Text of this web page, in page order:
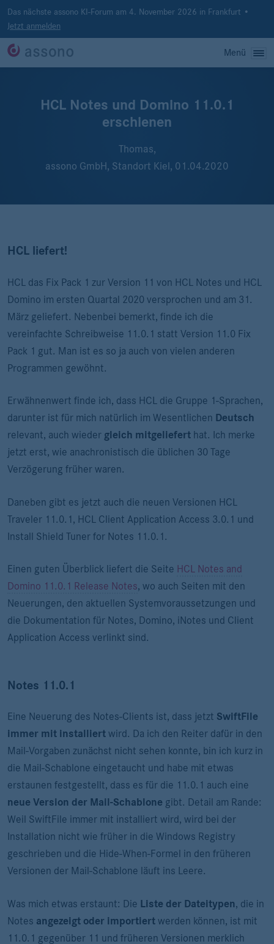
Das nächste assono KI-Forum am 4. November 2026 in Frankfurt •
Jetzt anmelden
Menü
HCL Notes und Domino 11.0.1
erschienen
Thomas,
assono GmbH, Standort Kiel, 01.04.2020
HCL liefert!
HCL das Fix Pack 1 zur Version 11 von HCL Notes und HCL
Domino im ersten Quartal 2020 versprochen und am 31.
März geliefert. Nebenbei bemerkt, finde ich die
vereinfachte Schreibweise 11.0.1 statt Version 11.0 Fix
Pack 1 gut. Man ist es so ja auch von vielen anderen
Programmen gewöhnt.
Erwähnenwert finde ich, dass HCL die Gruppe 1-Sprachen,
darunter ist für mich natürlich im Wesentlichen Deutsch
relevant, auch wieder gleich mitgeliefert hat. Ich merke
jetzt erst, wie anachronistisch die üblichen 30 Tage
Verzögerung früher waren.
Daneben gibt es jetzt auch die neuen Versionen HCL
Traveler 11.0.1, HCL Client Application Access 3.0.1 und
Install Shield Tuner for Notes 11.0.1.
Einen guten Überblick liefert die Seite HCL Notes and
Domino 11.0.1 Release Notes, wo auch Seiten mit den
Neuerungen, den aktuellen Systemvoraussetzungen und
die Dokumentation für Notes, Domino, iNotes und Client
Application Access verlinkt sind.
Notes 11.0.1
Eine Neuerung des Notes-Clients ist, dass jetzt SwiftFile
immer mit installiert wird. Da ich den Reiter dafür in den
Mail-Vorgaben zunächst nicht sehen konnte, bin ich kurz in
die Mail-Schablone eingetaucht und habe mit etwas
erstaunen festgestellt, dass es für die 11.0.1 auch eine
neue Version der Mail-Schablone gibt. Detail am Rande:
Weil SwiftFile immer mit installiert wird, wird bei der
Installation nicht wie früher in die Windows Registry
geschrieben und die Hide-When-Formel in den früheren
Versionen der Mail-Schablone läuft ins Leere.
Was mich etwas erstaunt: Die Liste der Dateitypen, die in
Notes angezeigt oder importiert werden können, ist mit
11.0.1 gegenüber 11 und früheren Versionen merklich